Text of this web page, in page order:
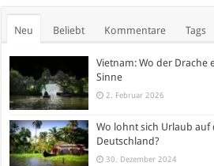
Neu Beliebt Kommentare Tags
Vietnam: Wo der Drache
Sinne
2. Februar 2026
Wo lohnt sich Urlaub auf
Deutschland?
30. Dezember 2024